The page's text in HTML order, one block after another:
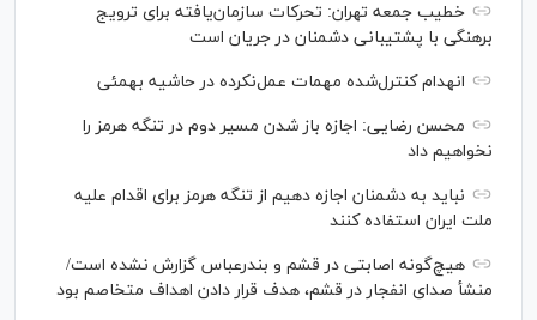
خطیب جمعه تهران: تحرکات سازمان‌یافته برای ترویج
برهنگی با پشتیبانی دشمنان در جریان است
انهدام کنترل‌شده مهمات عمل‌نکرده در حاشیه بهمئی
محسن رضایی: اجازه باز شدن مسیر دوم در تنگه هرمز را
نخواهیم داد
نباید به دشمنان اجازه دهیم از تنگه هرمز برای اقدام علیه
ملت ایران استفاده کنند
هیچ‌گونه اصابتی در قشم و بندرعباس گزارش نشده است/
منشأ صدای انفجار در قشم، هدف قرار دادن اهداف متخاصم بود